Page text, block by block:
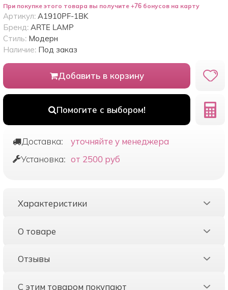
При покупке этого товара вы получите +76 бонусов на карту
Добавить в корзину
Помогите с выбором!
Артикул: A1910PF-1BK
Бренд: ARTE LAMP
Стиль: Модерн
Наличие: Под заказ
Доставка:
уточняйте у менеджера
Установка: от 2500 руб
Характеристики
О товаре
Отзывы
С этим товаром покупают